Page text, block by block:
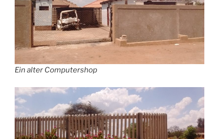
Ein alter Computershop